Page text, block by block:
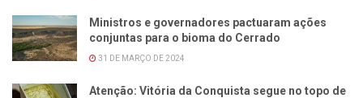
Ministros e governadores pactuaram ações
conjuntas para o bioma do Cerrado
31 DE MARÇO DE 2024
Atenção: Vitória da Conquista segue no topo de